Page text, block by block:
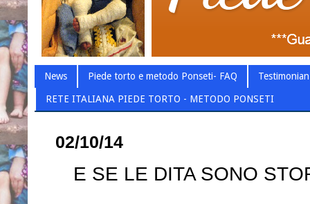
News Piede torto e metodo Ponseti- FAQ
RETE ITALIANA PIEDE TORTO - METODO PONSETI
02/10/14
E SE LE DITA SONO